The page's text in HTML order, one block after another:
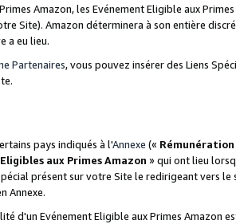
Amazon, les Evénement Eligible aux
Site). Amazon déterminera à son entière
a eu lieu.
Partenaires, vous pouvez insérer des Liens
pays indiqués à l'Annexe (« Rémunération
aux Primes Amazon » qui ont lieu
présent sur votre Site le redirigeant vers le
Annexe.
d'un Evénement Eligible aux Primes Amazon